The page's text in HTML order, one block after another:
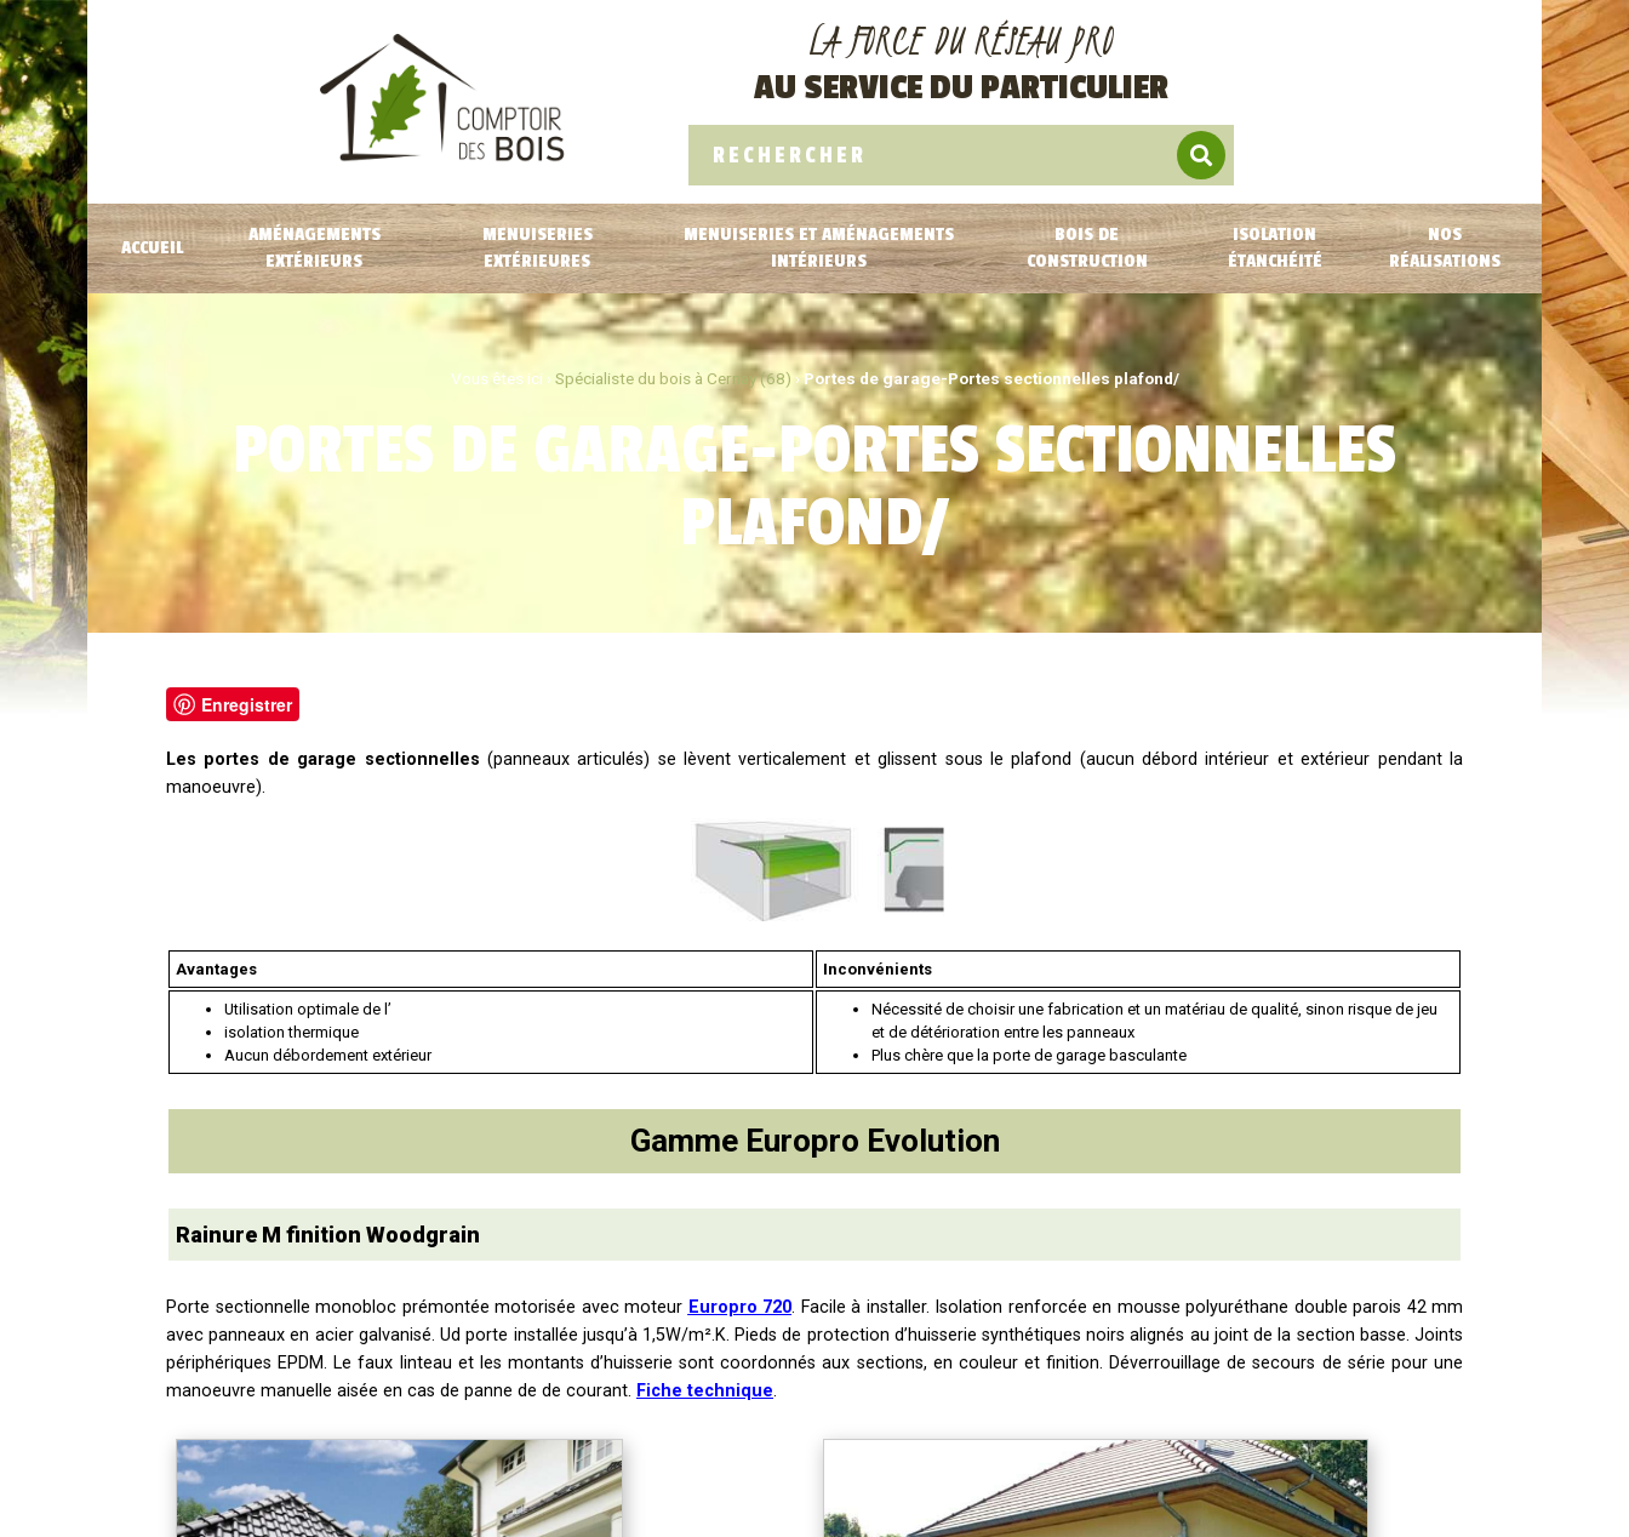
LA FORCE DU RÉSEAU PRO
AU SERVICE DU PARTICULIER
ACCUEIL
AMÉNAGEMENTS
EXTÉRIEURS
MENUISERIES
EXTÉRIEURES
MENUISERIES ET AMÉNAGEMENTS
INTÉRIEURS
BOIS DE
CONSTRUCTION
ISOLATION
ÉTANCHÉITÉ
NOS
RÉALISATIONS
Vous êtes ici › Spécialiste du bois à Cernay (68) › Portes de garage-Portes sectionnelles plafond/
PORTES DE GARAGE-PORTES SECTIONNELLES
PLAFOND/
Enregistrer
Les portes de garage sectionnelles (panneaux articulés) se lèvent verticalement et glissent sous le plafond (aucun débord intérieur et extérieur pendant la
manoeuvre).
Avantages Inconvénients
Utilisation optimale de l’
isolation thermique
Aucun débordement extérieur
Nécessité de choisir une fabrication et un matériau de qualité, sinon risque de jeu
et de détérioration entre les panneaux
Plus chère que la porte de garage basculante
Gamme Europro Evolution
Rainure M finition Woodgrain
Porte sectionnelle monobloc prémontée motorisée avec moteur Europro 720. Facile à installer. Isolation renforcée en mousse polyuréthane double parois 42 mm
avec panneaux en acier galvanisé. Ud porte installée jusqu’à 1,5W/m².K. Pieds de protection d’huisserie synthétiques noirs alignés au joint de la section basse. Joints
périphériques EPDM. Le faux linteau et les montants d’huisserie sont coordonnés aux sections, en couleur et finition. Déverrouillage de secours de série pour une
manoeuvre manuelle aisée en cas de panne de de courant. Fiche technique.